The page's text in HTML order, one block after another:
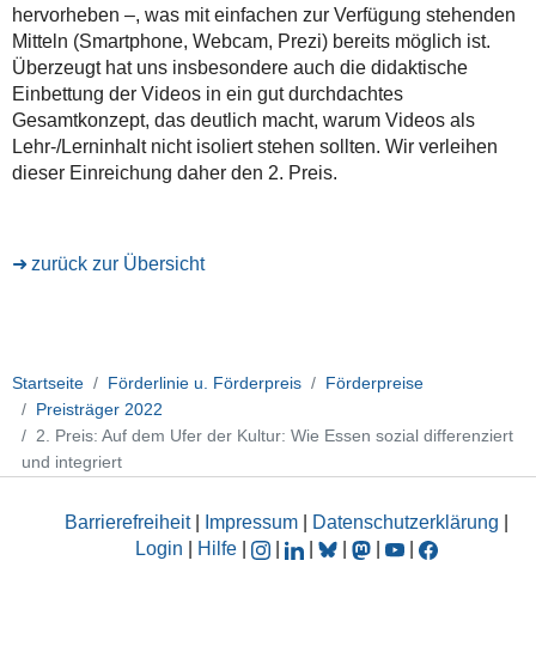
hervorheben –, was mit einfachen zur Verfügung stehenden
Mitteln (Smartphone, Webcam, Prezi) bereits möglich ist.
Überzeugt hat uns insbesondere auch die didaktische
Einbettung der Videos in ein gut durchdachtes
Gesamtkonzept, das deutlich macht, warum Videos als
Lehr-/Lerninhalt nicht isoliert stehen sollten. Wir verleihen
dieser Einreichung daher den 2. Preis.
zurück zur Übersicht
Startseite Förderlinie u. Förderpreis
Förderpreise
Preisträger 2022
2. Preis: Auf dem Ufer der Kultur: Wie Essen sozial differenziert
und integriert
Barrierefreiheit| Impressum Datenschutzerklärung
Login
Hilfe